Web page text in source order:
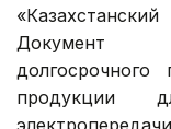
Документ
продукции